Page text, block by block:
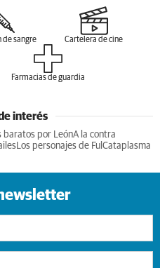
de sangre Cartelera de cine
Farmacias de guardia
interés
baratos por LeónA la contra
Los personajes de Ful Cataplasma